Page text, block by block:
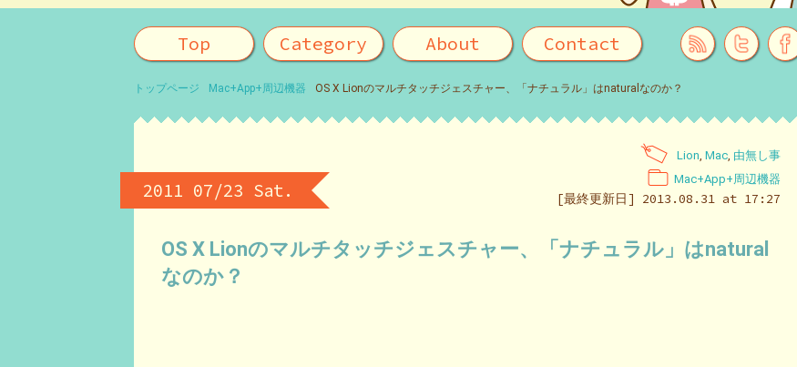
Top Category About Contact
トップページ Mac+App+周辺機器 OS X Lionのマルチタッチジェスチャー、「ナチュラル」はnaturalなのか？
2011 07/23 Sat.
Mac+App+周辺機器
Lion, Mac, 由無し事
[最終更新日] 2013.08.31 at 17:27
OS X Lionのマルチタッチジェスチャー、「ナチュラル」はnatural
なのか？